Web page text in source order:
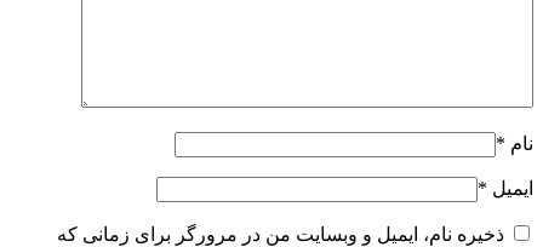
نام *
ایمیل *
ذخیره نام، ایمیل و وبسایت من در مرورگر برای زمانی که